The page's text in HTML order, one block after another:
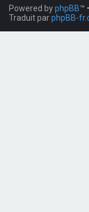
Powered byphpBB™
Traduit parphpBB-